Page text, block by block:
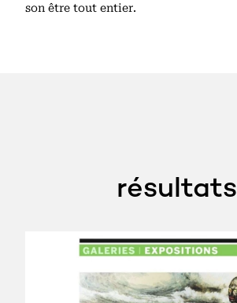
son être tout entier.
résultats